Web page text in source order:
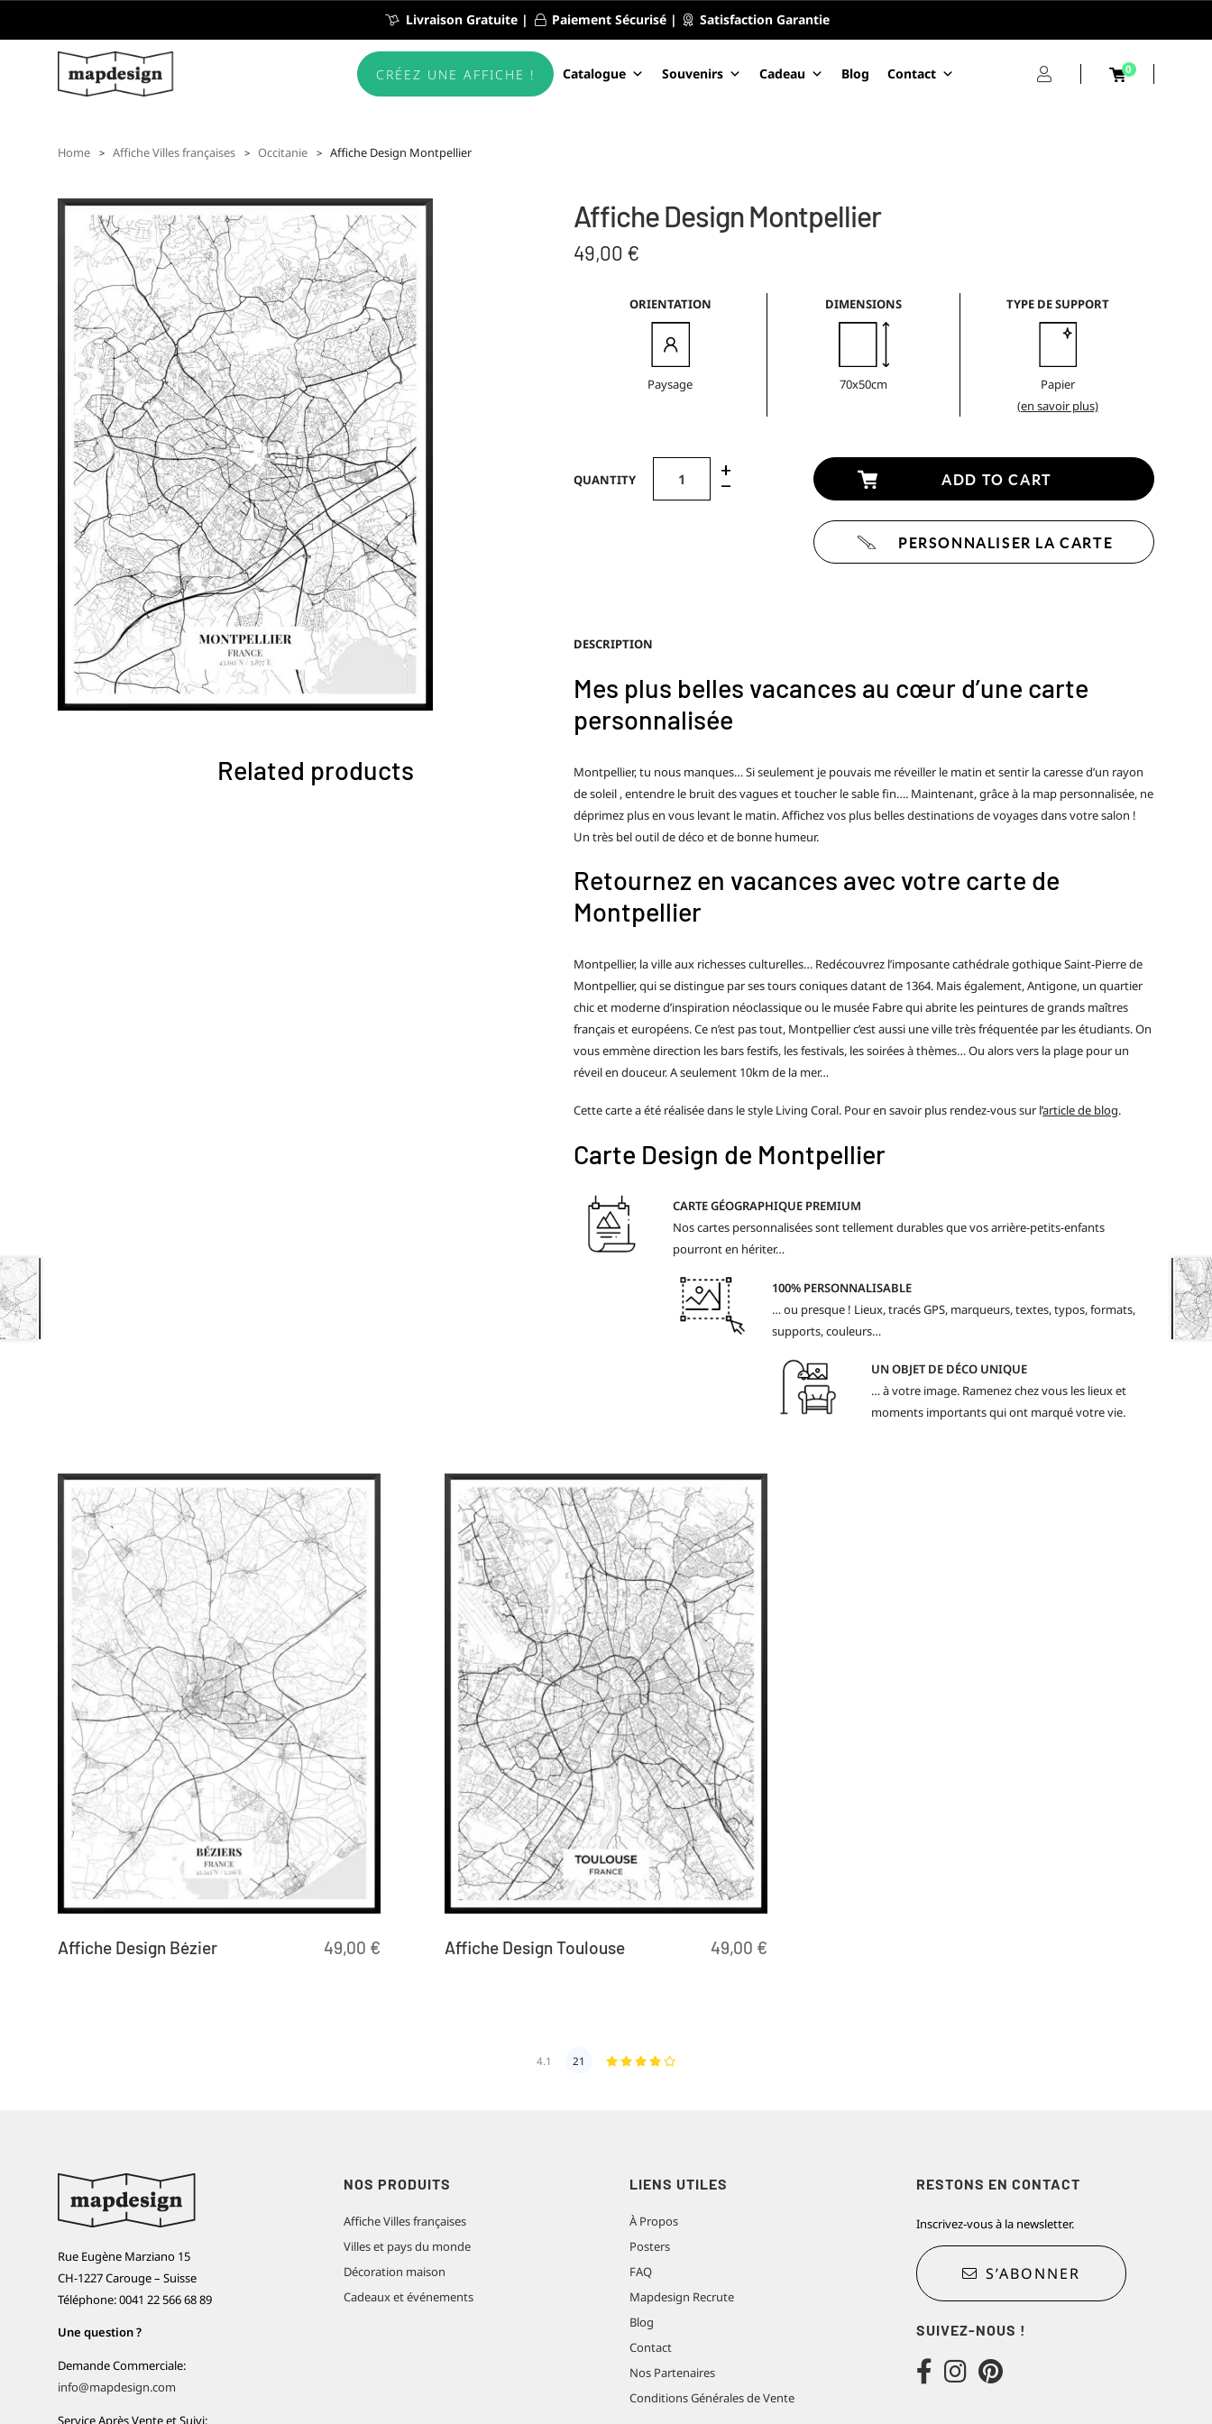
Livraison Gratuite | Paiement Sécurisé | Satisfaction Garantie
CRÉEZ UNE AFFICHE ! Catalogue Souvenirs Cadeau Blog Contact 0
Home Affiche Villes françaises Occitanie Affiche Design Montpellier
Affiche Design Montpellier
49,00 €
ORIENTATION
Paysage
DIMENSIONS
70x50cm
TYPE DE SUPPORT
Papier
(en savoir plus)
QUANTITY +
– ADD TO CART
PERSONNALISER LA CARTE
DESCRIPTION
Mes plus belles vacances au cœur d’une carte
personnalisée
Montpellier, tu nous manques… Si seulement je pouvais me réveiller le matin et sentir la caresse d’un rayon
de soleil , entendre le bruit des vagues et toucher le sable fin…. Maintenant, grâce à la map personnalisée, ne
déprimez plus en vous levant le matin. Affichez vos plus belles destinations de voyages dans votre salon !
Un très bel outil de déco et de bonne humeur.
Retournez en vacances avec votre carte de
Montpellier
Montpellier, la ville aux richesses culturelles… Redécouvrez l’imposante cathédrale gothique Saint-Pierre de
Montpellier, qui se distingue par ses tours coniques datant de 1364. Mais également, Antigone, un quartier
chic et moderne d’inspiration néoclassique ou le musée Fabre qui abrite les peintures de grands maîtres
français et européens. Ce n’est pas tout, Montpellier c’est aussi une ville très fréquentée par les étudiants. On
vous emmène direction les bars festifs, les festivals, les soirées à thèmes… Ou alors vers la plage pour un
réveil en douceur. A seulement 10km de la mer…
Cette carte a été réalisée dans le style Living Coral. Pour en savoir plus rendez-vous sur l’article de blog.
Carte Design de Montpellier
CARTE GÉOGRAPHIQUE PREMIUM
Nos cartes personnalisées sont tellement durables que vos arrière-petits-enfants
pourront en hériter…
100% PERSONNALISABLE
… ou presque ! Lieux, tracés GPS, marqueurs, textes, typos, formats,
supports, couleurs…
UN OBJET DE DÉCO UNIQUE
… à votre image. Ramenez chez vous les lieux et
moments importants qui ont marqué votre vie.
Related products
49,00 €
Affiche Design Bézier 49,00 €
Affiche Design Toulouse
4.1 21
Rue Eugène Marziano 15
CH-1227 Carouge – Suisse
Téléphone: 0041 22 566 68 89
Une question ?
Demande Commerciale:
info@mapdesign.com
Service Après Vente et Suivi:
NOS PRODUITS
Affiche Villes françaises
Villes et pays du monde
Décoration maison
Cadeaux et événements
LIENS UTILES
À Propos
Posters
FAQ
Mapdesign Recrute
Blog
Contact
Nos Partenaires
Conditions Générales de Vente
RESTONS EN CONTACT
Inscrivez-vous à la newsletter.
S’ABONNER
SUIVEZ-NOUS !